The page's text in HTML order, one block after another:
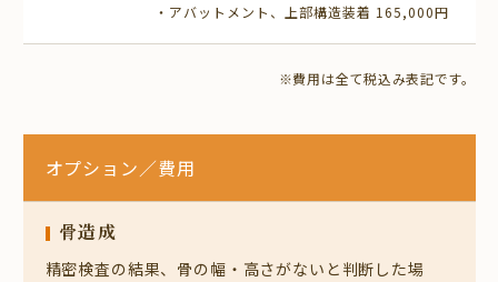
・アバットメント、上部構造装着 165,000円
※費用は全て税込み表記です。
オプション／費用
骨造成
精密検査の結果、骨の幅・高さがないと判断した場